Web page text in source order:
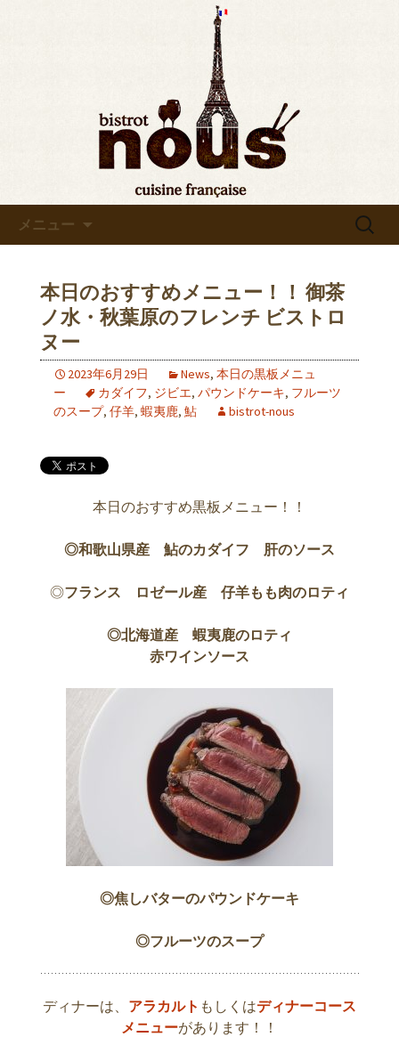
◆東京・秋葉原◆ビストロヌ
ー“bistrot nous”よりお知らせ
東京・秋葉原のビストロヌー“bistrot
nous”の最新情報をお知らせします。フ
レンチが美味しい当店の新メニューや
おすすめワインの入荷情報、メディア
情報などさまざまなお知らせをします
ので、ぜひご覧ください。
メニュー
検
本日のおすすめメニュー！！ 御茶
ノ水・秋葉原のフレンチ ビストロ
ヌー
2023年6月29日 News, 本日の黒板メニュ
ー
カダイフ, ジビエ, パウンドケーキ, フルーツ
のスープ, 仔羊, 蝦夷鹿, 鮎 bistrot-nous
本日のおすすめ黒板メニュー！！
◎和歌山県産 鮎のカダイフ 肝のソース
◎フランス ロゼール産 仔羊もも肉のロティ
◎北海道産 蝦夷鹿のロティ
赤ワインソース
◎焦しバターのパウンドケーキ
◎フルーツのスープ
ディナーは、 アラカルト もしくはディナーコース
メニューがあります！！